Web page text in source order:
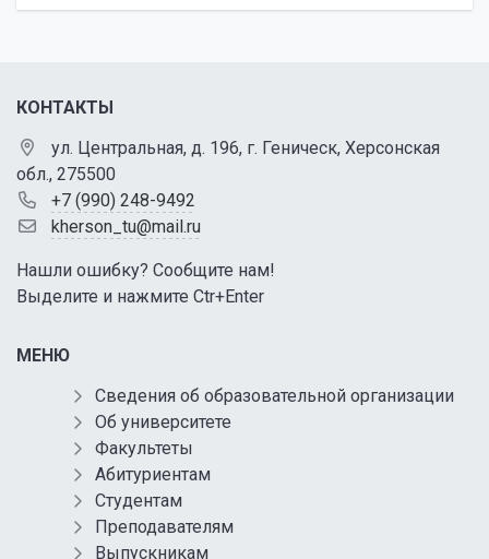
КОНТАКТЫ
ул. Центральная, д. 196, г. Геническ, Херсонская
обл., 275500
+7 (990) 248-9492
kherson_tu@mail.ru
Нашли ошибку? Сообщите нам!
Выделите и нажмите Ctr+Enter
МЕНЮ
Сведения об образовательной организации
Об университете
Факультеты
Абитуриентам
Студентам
Преподавателям
Выпускникам